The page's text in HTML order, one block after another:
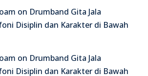
on Drumband Gita Jala
Disiplin dan Karakter di Bawah
on Drumband Gita Jala
Disiplin dan Karakter di Bawah